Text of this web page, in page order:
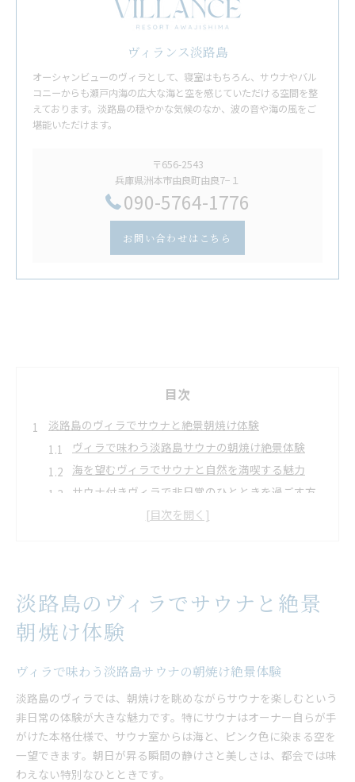
ヴィランス淡路島
オーシャンビューのヴィラとして、寝室はもちろん、サウナやバル
コニーからも瀬戸内海の広大な海と空を感じていただける空間を整
えております。淡路島の穏やかな気候のなか、波の音や海の風をご
堪能いただけます。
〒656-2543
兵庫県洲本市由良町由良7−１
​090-5764-1776
お問い合わせはこちら
目次
淡路島のヴィラでサウナと絶景朝焼け体験
ヴィラで味わう淡路島サウナの朝焼け絶景体験
海を望むヴィラでサウナと自然を満喫する魅力
サウナ付きヴィラで非日常のひとときを過ごす方
サウナ好きが満足する淡路島ヴィラの選び方
兵庫県ヴィラでサウナを最大限楽しむ滞在プラン
サウナ付きコテージで快適に過ごすポイント
淡路島のサウナヴィラで叶う贅沢な体験術
非日常を味わう淡路島ヴィラサウナの魅力とは
ヴィラサウナで体験する淡路島ならではの非日常
感
海の景色と共に味わう贅沢サウナ時間の魅力
淡路島のヴィラでサウナと絶景
朝焼け体験
ヴィラで味わう淡路島サウナの朝焼け絶景体験
淡路島のヴィラでは、朝焼けを眺めながらサウナを楽しむという
非日常の体験が大きな魅力です。特にサウナはオーナー自らが手
がけた本格仕様で、サウナ室からは海と、ピンク色に染まる空を
一望できます。朝日が昇る瞬間の静けさと美しさは、都会では味
わえない特別なひとときです。